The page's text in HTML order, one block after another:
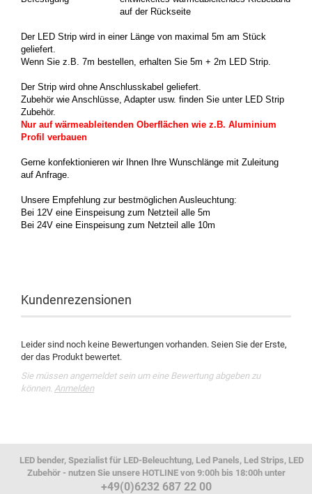
auf der Rückseite
Der LED Strip wird in einer Länge von maximal 5m am Stück
geliefert.
Wenn Sie z.B. 7m bestellen, erhalten Sie 5m + 2m LED Strip.
Der Strip wird ohne Anschlusskabel geliefert.
Zubehör wie Anschlüsse, Adapter usw. finden Sie unter LED Strip
Zubehör.
Nur auf wärmeableitenden Oberflächen wie z.B. Aluminium
Profil verbauen
Gerne konfektionieren wir Ihnen Ihre Wunschlänge mit Zuleitung
auf Anfrage.
Unsere Empfehlung zur bestmöglichen Ausleuchtung:
Bei 12V eine Einspeisung zum Netzteil alle 5m
Bei 24V eine Einspeisung zum Netzteil alle 10m
Kundenrezensionen
Leider sind noch keine Bewertungen vorhanden. Seien Sie der Erste,
der das Produkt bewertet.
Sie müssen angemeldet sein um eine Bewertung abgeben zu
können. Anmelden
LED bender, Spezialist für LED-Beleuchtung, Led Panels, Led Strips, LED
Zubehör - nutzen Sie unsere HOTLINE von 9:00h bis 18:00h unter
+49(0)6232 687 22 00